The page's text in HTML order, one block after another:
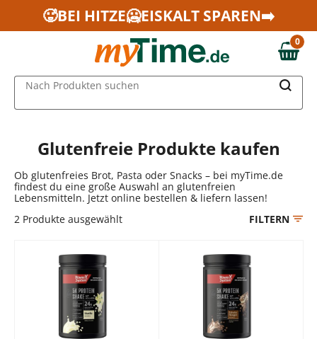
Zum Hauptinhalt springen
Zur Navigation springen
Zur Suche springen
🥵BEI HITZE🥶EISKALT SPAREN➡️
0,00 €
0
Nach Produkten suchen
Glutenfreie Produkte kaufen
Ob glutenfreies Brot, Pasta oder Snacks – bei myTime.de
findest du eine große Auswahl an glutenfreien
Lebensmitteln. Jetzt online bestellen & liefern lassen!
2 Produkte ausgewählt FILTERN